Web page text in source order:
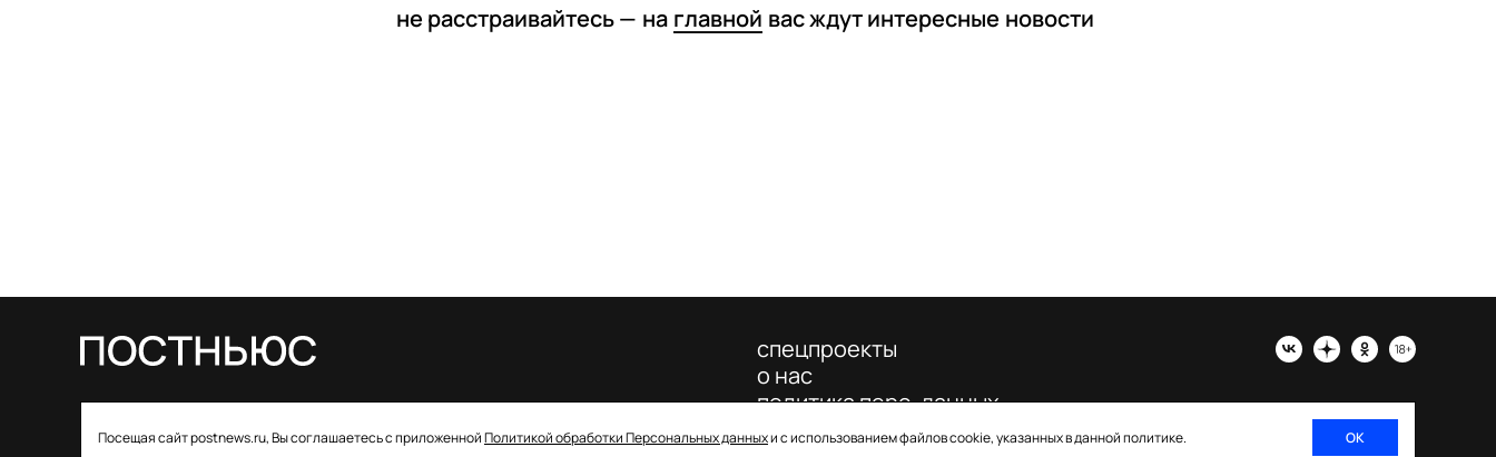
не расстраивайтесь — на главной вас ждут интересные новости
Посещая сайт postnews.ru, Вы соглашаетесь с приложеннойПолитикой обработки Персональных данныхи с использованием файлов cookie, указанных в данной политике. ОК
о регистрации СМИ: ЭЛ № ФС 77–85757 от 22 августа
спецпроекты
о нас
политика перс. данных